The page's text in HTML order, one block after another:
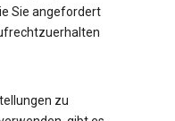
Sie angefordert
zu